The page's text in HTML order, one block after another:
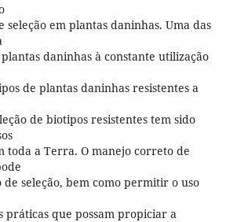
seleção em plantas daninhas. Uma das
daninhas à constante utilização
de plantas daninhas resistentes a
de biotipos resistentes tem sido
toda a Terra. O manejo correto de
de seleção, bem como permitir o uso
práticas que possam propiciar a